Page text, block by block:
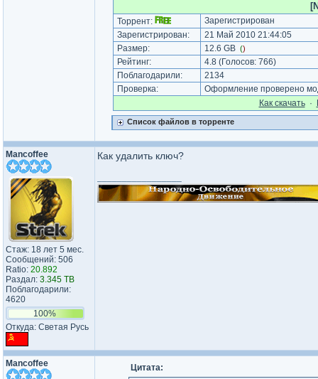
Торрент:
Зарегистрирован
Зарегистрирован:
21 Май 2010 21:44:05
Размер:
12.6 GB ()
Рейтинг: 4.8 (Голосов: 766)
Поблагодарили:
2134
Проверка:
Оформление проверено
Как cкачать·
Список файлов в торренте
Mancoffee
Стаж: 18 лет 5 мес.
Сообщений: 506
Ratio: 20.892
Раздал: 3.345 TB
Поблагодарили:
4620
100%
Откуда: Светая Русь
Как удалить ключ?
Mancoffee Цитата: